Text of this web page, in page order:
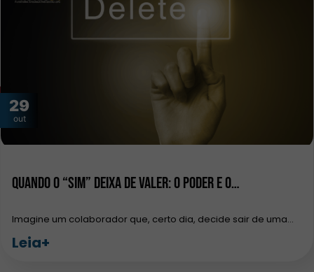
29
out
Quando o “sim” deixa de valer: o poder e o…
Imagine um colaborador que, certo dia, decide sair de uma…
Leia+